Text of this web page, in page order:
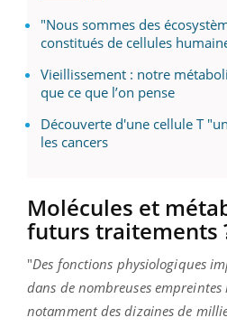
"Nous sommes des
constitués de cellules
Vieillissement : notre
que ce que l’on pense
Découverte d'une cellule T
les cancers
Molécules et
futurs traitements
"Des fonctions physiologiques
dans de nombreuses empreintes
notamment des dizaines de